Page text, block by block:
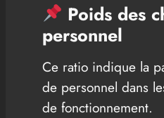
Poids des
personnel
Ce ratio indique la
de personnel dans
de fonctionnement.